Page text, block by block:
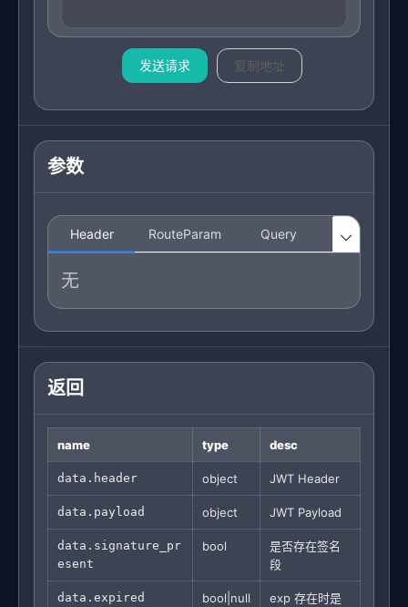
发送请求 复制地址
参数
Header RouteParam Query Body

无
返回
name type desc
data.header object JWT Header
data.payload object JWT Payload
data.signature_pr
esent
bool
是否存在签名
段
data.expired bool|null exp 存在时是